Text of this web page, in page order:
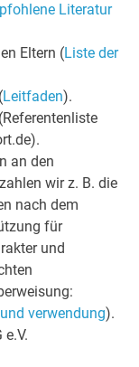
Literatur
Eltern (Liste der
Leitfaden).
an den
wir z. B. die
nach dem
für
und
verwendung).